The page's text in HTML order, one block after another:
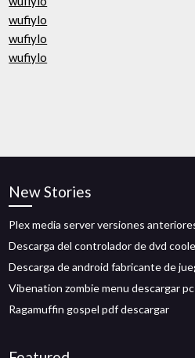
wufiylo
wufiylo
wufiylo
New Stories
Plex media server versiones
Descarga del controlador de dvd
Descarga de android fabricante de
Vibenation zombie menu descargar
Ragamuffin gospel pdf descargar